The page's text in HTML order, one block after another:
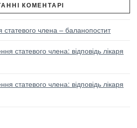
КОМЕНТАРІ
статевого члена – баланопостит
статевого члена: відповідь лікаря
статевого члена: відповідь лікаря